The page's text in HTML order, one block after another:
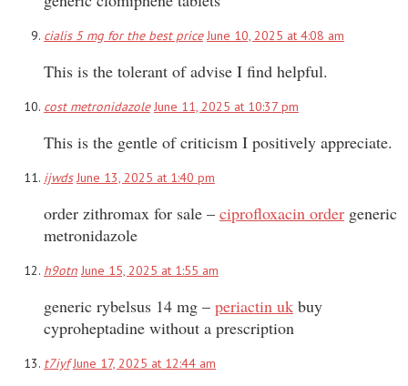
cialis 5 mg for the best price June 10, 2025 at 4:08 am
This is the tolerant of advise I find helpful.
cost metronidazole June 11, 2025 at 10:37 pm
This is the gentle of criticism I positively appreciate.
ijwds June 13, 2025 at 1:40 pm
order zithromax for sale – ciprofloxacin order generic
metronidazole
h9otn June 15, 2025 at 1:55 am
generic rybelsus 14 mg – periactin uk buy
cyproheptadine without a prescription
t7iyf June 17, 2025 at 12:44 am